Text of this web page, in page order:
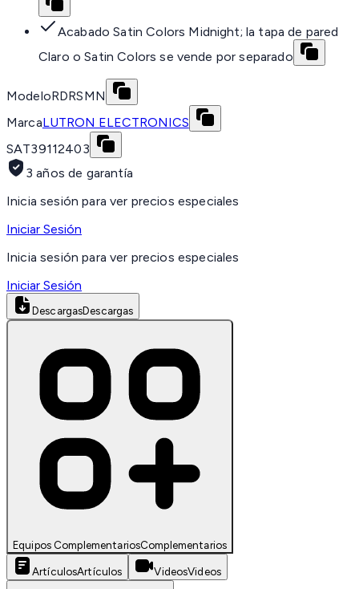
Acabado Satin Colors Midnight; la tapa de pared
Claro o Satin Colors se vende por separado
ModeloRDRSMN
MarcaLUTRON ELECTRONICS
SAT39112403
3 años de garantía
Inicia sesión para ver precios especiales
Iniciar Sesión
Inicia sesión para ver precios especiales
Iniciar Sesión
DescargasDescargas
Equipos ComplementariosComplementarios
ArtículosArtículos VideosVideos